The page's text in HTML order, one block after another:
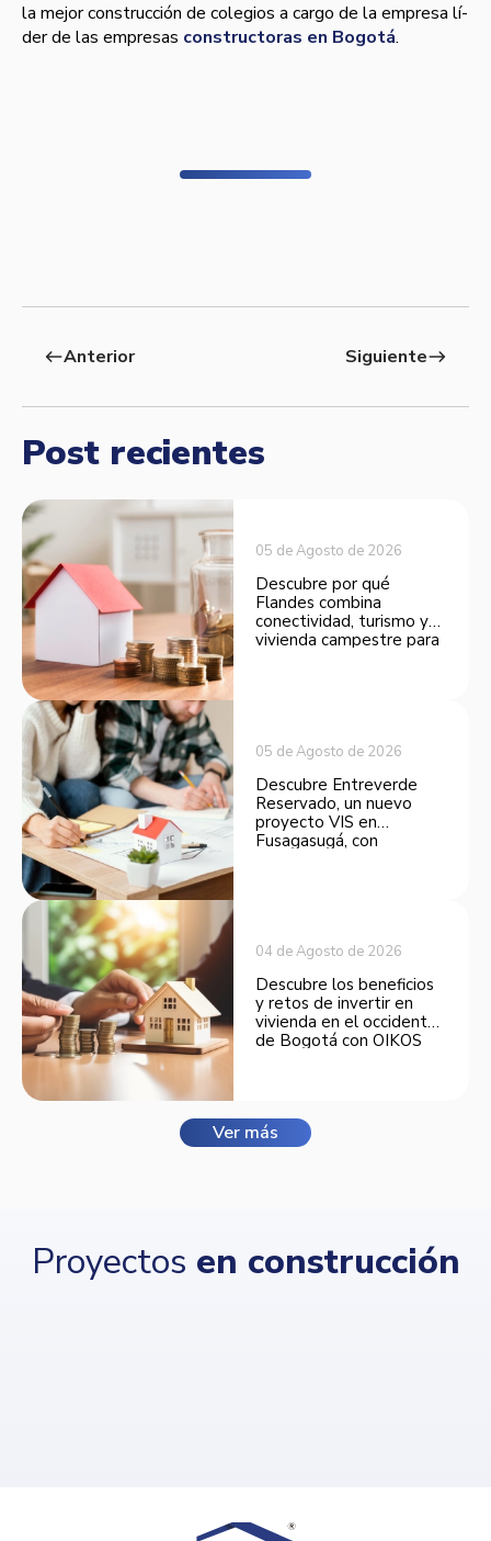
la mejor construcción de colegios a cargo de la empresa lí­
der de las empresas constructoras en Bogotá.
westAnterior Siguienteeast
Post recientes
05 de Agosto de 2026
Descubre por qué
Flandes combina
conectividad, turismo y
vivienda campestre para
05 de Agosto de 2026
Descubre Entreverde
Reservado, un nuevo
proyecto VIS en
Fusagasugá, con
04 de Agosto de 2026
Descubre los beneficios
y retos de invertir en
vivienda en el occidente
de Bogotá con OIKOS
Ver más
Proyectos en construcción